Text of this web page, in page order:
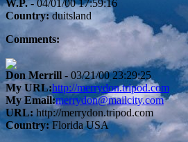
W.P.- 04/01/00 17:59:16
Country:duitsland
Comments:
Don Merrill - 03/21/00 23:29:25
My URL:http://merrydon.tripod.com
My Email:merrydon@mailcity.com
URL:http://merrydon.tripod.com
Country:Florida USA